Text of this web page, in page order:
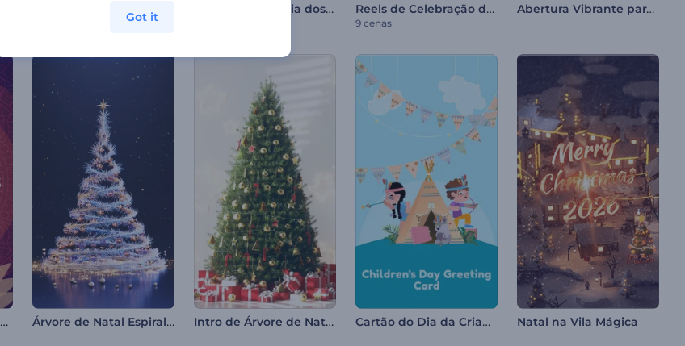
Animações do Dia dos Mortos Reels de Celebração do Hanucá
9 cenas
Abertura Vibrante para o Natal
Animações do Dia do Bodhi Árvore de Natal Espiral Mágica Intro de Árvore de Natal Decorada Cartão do Dia da Criança Natal na Vila Mágica
Got it